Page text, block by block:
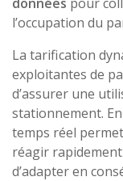
l’occupation du
La tarification
exploitantes de
d’assurer une
stationnement.
temps réel
réagir
d’adapter en